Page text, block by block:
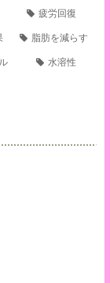
疲労回復
脂肪を減らす
水溶性